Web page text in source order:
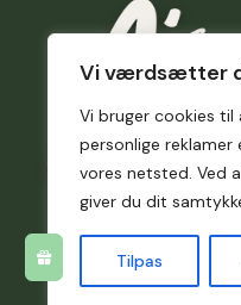
Vi værdsætter
Vi bruger cookies til
personlige reklamer
vores netsted. Ved
giver du dit
Tilpas